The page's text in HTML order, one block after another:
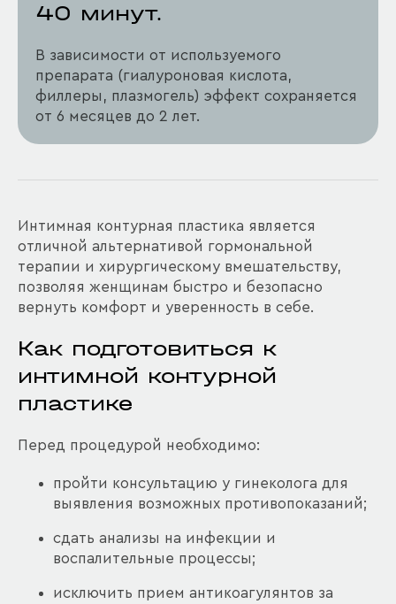
40 минут.
В зависимости от используемого
препарата (гиалуроновая кислота,
филлеры, плазмогель) эффект сохраняется
от 6 месяцев до 2 лет.
Интимная контурная пластика является
отличной альтернативой гормональной
терапии и хирургическому вмешательству,
позволяя женщинам быстро и безопасно
вернуть комфорт и уверенность в себе.
Как подготовиться к
интимной контурной
пластике
Перед процедурой необходимо:
пройти консультацию у гинеколога для
выявления возможных противопоказаний;
сдать анализы на инфекции и
воспалительные процессы;
исключить прием антикоагулянтов за